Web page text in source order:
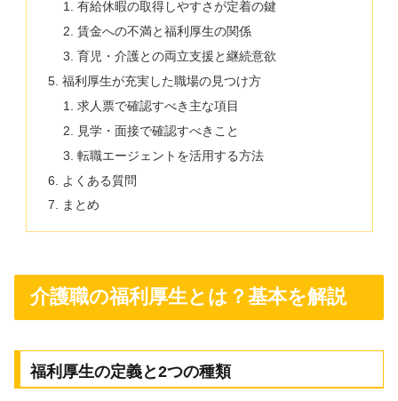
有給休暇の取得しやすさが定着の鍵
賃金への不満と福利厚生の関係
育児・介護との両立支援と継続意欲
福利厚生が充実した職場の見つけ方
求人票で確認すべき主な項目
見学・面接で確認すべきこと
転職エージェントを活用する方法
よくある質問
まとめ
介護職の福利厚生とは？基本を解説
福利厚生の定義と2つの種類